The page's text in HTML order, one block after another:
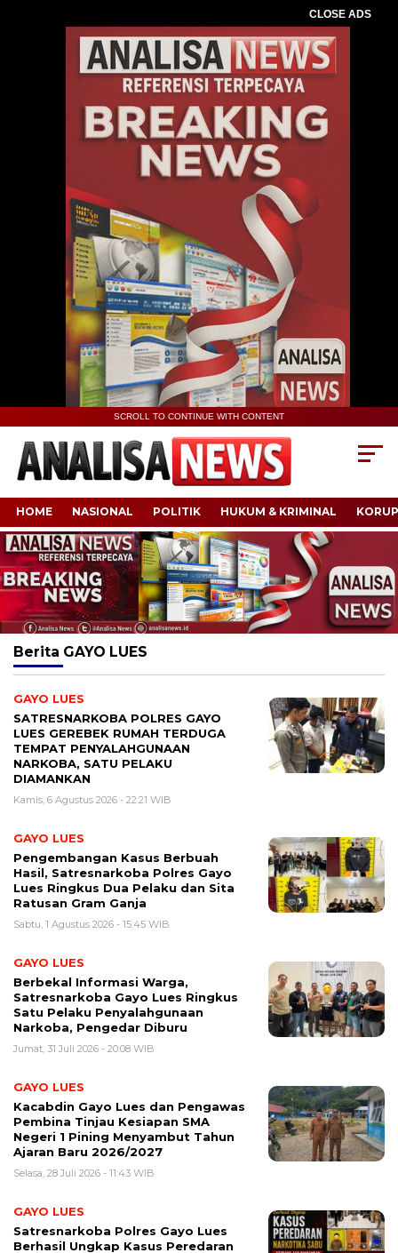
CLOSE ADS
SCROLL TO CONTINUE WITH CONTENT
HOME NASIONAL POLITIK HUKUM & KRIMINAL
Berita GAYO LUES
GAYO LUES
SATRESNARKOBA POLRES GAYO
LUES GEREBEK RUMAH TERDUGA
TEMPAT PENYALAHGUNAAN
NARKOBA, SATU PELAKU
DIAMANKAN
Kamis, 6 Agustus 2026 - 22:21 WIB
GAYO LUES
Pengembangan Kasus Berbuah
Hasil, Satresnarkoba Polres Gayo
Lues Ringkus Dua Pelaku dan Sita
Ratusan Gram Ganja
Sabtu, 1 Agustus 2026 - 15:45 WIB
GAYO LUES
Berbekal Informasi Warga,
Satresnarkoba Gayo Lues Ringkus
Satu Pelaku Penyalahgunaan
Narkoba, Pengedar Diburu
Jumat, 31 Juli 2026 - 20:08 WIB
GAYO LUES
Kacabdin Gayo Lues dan Pengawas
Pembina Tinjau Kesiapan SMA
Negeri 1 Pining Menyambut Tahun
Ajaran Baru 2026/2027
Selasa, 28 Juli 2026 - 11:43 WIB
GAYO LUES
Satresnarkoba Polres Gayo Lues
Berhasil Ungkap Kasus Peredaran